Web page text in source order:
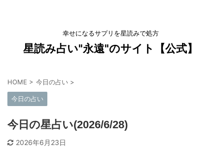
幸せになるサプリを星読みで処方
星読み占い"永遠"のサイト【公式】
HOME > 今日の占い >
今日の占い
今日の星占い(2026/6/28)
2026年6月23日